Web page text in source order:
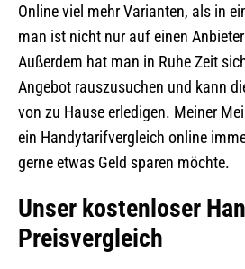
Online viel mehr Varianten, als in
man ist nicht nur auf einen
Außerdem hat man in Ruhe Zeit
Angebot rauszusuchen und kann
von zu Hause erledigen. Meiner
ein Handytarifvergleich online
gerne etwas Geld sparen möchte.
Unser kostenloser
Preisvergleich